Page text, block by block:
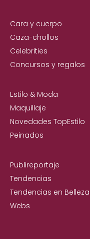
Cara y cuerpo
Caza-chollos
Celebrities
Concursos y regalos
Estilo & Moda
Maquillaje
Novedades TopEstilo
Peinados
Publireportaje
Tendencias
Tendencias en Belleza
Webs